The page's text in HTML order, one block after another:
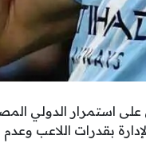
استمرار الدولي
2026، في ظل ثقة الإدارة